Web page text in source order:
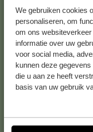
We gebruiken cookies
personaliseren, om
om ons
informatie over uw
voor social media,
kunnen deze
die u aan ze heeft
basis van uw gebruik
Falls Sie Fragen haben
Sie sich bitte an
die Antworten auf